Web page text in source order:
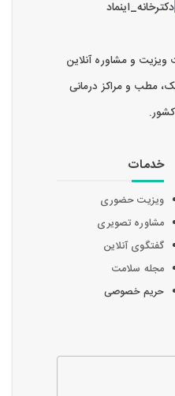
ویزیت و مشاوره آنلاین
مطب و مراکز درمانی
خدمات
ویزیت حضوری
مشاوره تصویری
گفتگوی آنلاین
مجله سلامت
حریم خصوصی